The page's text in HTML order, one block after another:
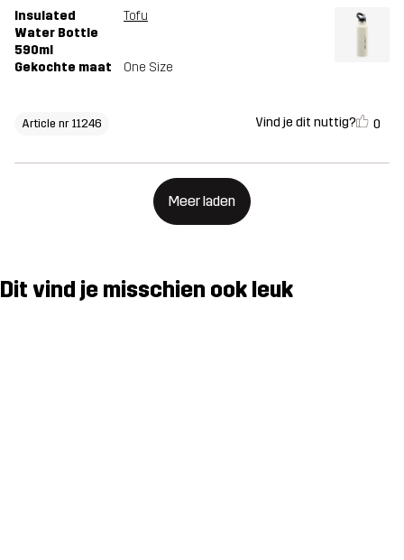
Insulated
Water Bottle
590ml
Tofu
Gekochte maat One Size
Article nr 11246 Vind je dit nuttig? 0
Meer laden
Dit vind je misschien ook leuk